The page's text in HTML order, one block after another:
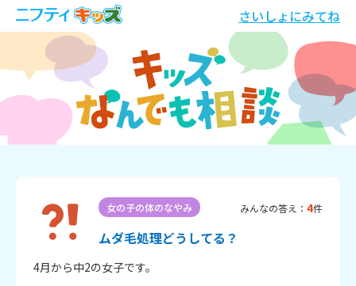
さいしょにみてね
女の子の体のなやみ みんなの答え： 4件
ムダ毛処理どうしてる？
4月から中2の女子です。